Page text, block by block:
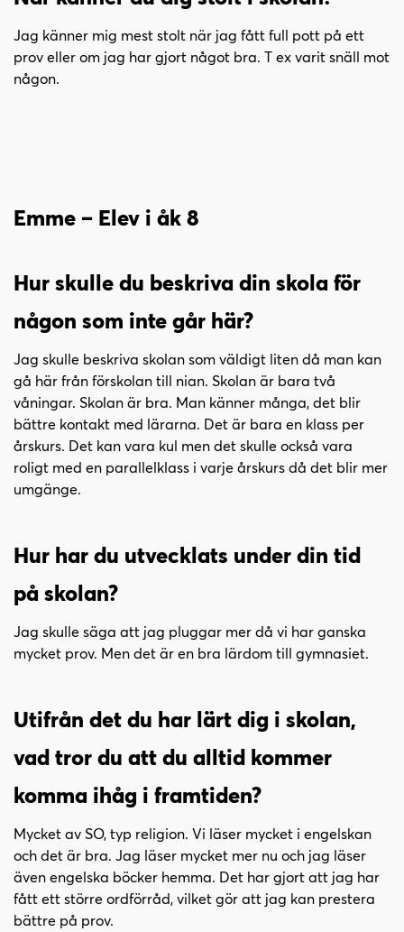
Jag känner mig mest stolt när jag fått full pott på ett
prov eller om jag har gjort något bra. T ex varit snäll mot
någon.
Emme – Elev i åk 8
Hur skulle du beskriva din skola för
någon som inte går här?
Jag skulle beskriva skolan som väldigt liten då man kan
gå här från förskolan till nian. Skolan är bara två
våningar. Skolan är bra. Man känner många, det blir
bättre kontakt med lärarna. Det är bara en klass per
årskurs. Det kan vara kul men det skulle också vara
roligt med en parallelklass i varje årskurs då det blir mer
umgänge.
Hur har du utvecklats under din tid
på skolan?
Jag skulle säga att jag pluggar mer då vi har ganska
mycket prov. Men det är en bra lärdom till gymnasiet.
Utifrån det du har lärt dig i skolan,
vad tror du att du alltid kommer
komma ihåg i framtiden?
Mycket av SO, typ religion. Vi läser mycket i engelskan
och det är bra. Jag läser mycket mer nu och jag läser
även engelska böcker hemma. Det har gjort att jag har
fått ett större ordförråd, vilket gör att jag kan prestera
bättre på prov.